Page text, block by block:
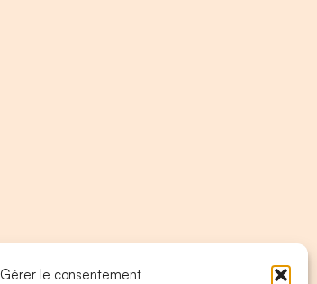
Gérer le consentement